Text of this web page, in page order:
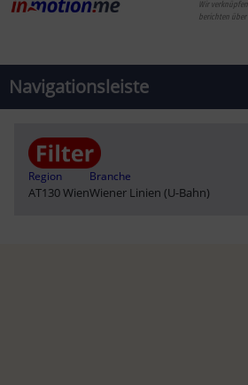
Wir
berichten über
Navigationsleiste
Region
AT130 Wien
Branche
Wiener Linien (U-Bahn)